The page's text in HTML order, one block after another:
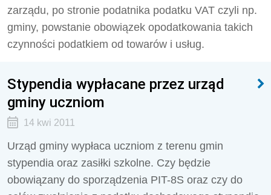
zarządu, po stronie podatnika podatku VAT czyli np.
gminy, powstanie obowiązek opodatkowania takich
czynności podatkiem od towarów i usług.
Stypendia wypłacane przez urząd
gminy uczniom
14 kwi 2011
Urząd gminy wypłaca uczniom z terenu gmin
stypendia oraz zasiłki szkolne. Czy będzie
obowiązany do sporządzenia PIT-8S oraz czy do